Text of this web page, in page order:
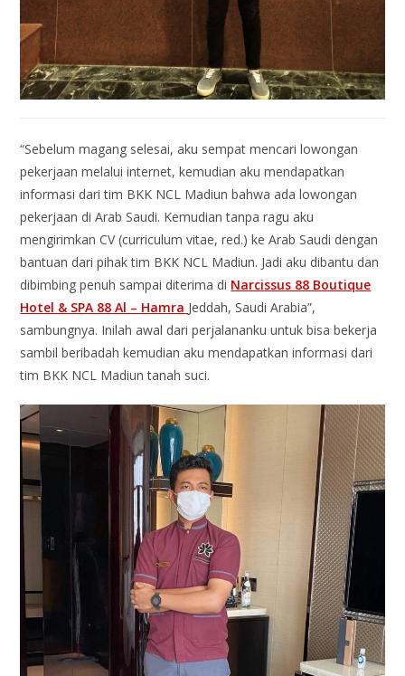
“Sebelum magang selesai, aku sempat mencari lowongan
pekerjaan melalui internet, kemudian aku mendapatkan
informasi dari tim BKK NCL Madiun bahwa ada lowongan
pekerjaan di Arab Saudi. Kemudian tanpa ragu aku
mengirimkan CV (curriculum vitae, red.) ke Arab Saudi dengan
bantuan dari pihak tim BKK NCL Madiun. Jadi aku dibantu dan
dibimbing penuh sampai diterima di Narcissus 88 Boutique
Hotel & SPA 88 Al – Hamra Jeddah, Saudi Arabia”,
sambungnya. Inilah awal dari perjalananku untuk bisa bekerja
sambil beribadah kemudian aku mendapatkan informasi dari
tim BKK NCL Madiun tanah suci.